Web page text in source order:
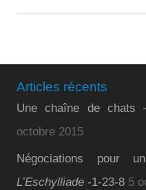
Articles récents
Une chaîne de
octobre 2015
Négociations pour
L’Eschylliade -1-23-8 5